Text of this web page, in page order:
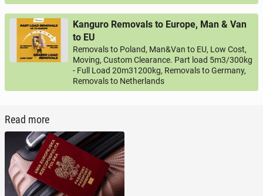
Kanguro Removals to Europe, Man & Van
to EU
Removals to Poland, Man&Van to EU, Low Cost,
Moving, Custom Clearance. Part load 5m3/300kg
- Full Load 20m31200kg, Removals to Germany,
Removals to Netherlands
Read more